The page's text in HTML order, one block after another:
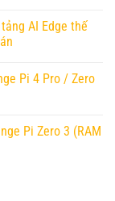
AI Edge thế
Pi 4 Pro / Zero
Pi Zero 3 (RAM